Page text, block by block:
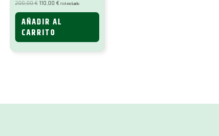
200,00€ El
precio
original
200,00 €.
110,00 €El
actual
110,00 €.
IVA incluido
AÑADIR AL
CARRITO